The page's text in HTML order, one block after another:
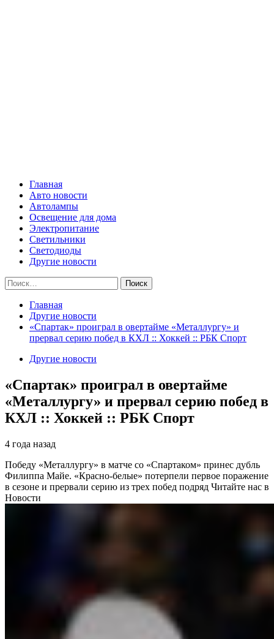
Главная
Авто новости
Автолампы
Освещение для дома
Электропитание
Светильники
Светодиоды
Другие новости
Найти:
Главная
Другие новости
«Спартак» проиграл в овертайме «Металлургу» и
прервал серию побед в КХЛ :: Хоккей :: РБК Спорт
Другие новости
«Спартак» проиграл в овертайме
«Металлургу» и прервал серию побед в
КХЛ :: Хоккей :: РБК Спорт
4 года назад
Победу «Металлургу» в матче со «Спартаком» принес дубль
Филиппа Майе. «Красно-белые» потерпели первое поражение
в сезоне и прервали серию из трех побед подряд Читайте нас в
Новости